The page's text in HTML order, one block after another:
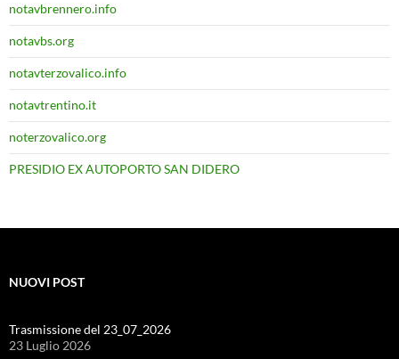
notavbrennero.info
notavbs.org
notavterzovalico.info
notavtrentino.it
noterzovalico.org
PRESIDIO EX AUTOPORTO SAN DIDERO
NUOVI POST
Trasmissione del 23_07_2026
23 Luglio 2026